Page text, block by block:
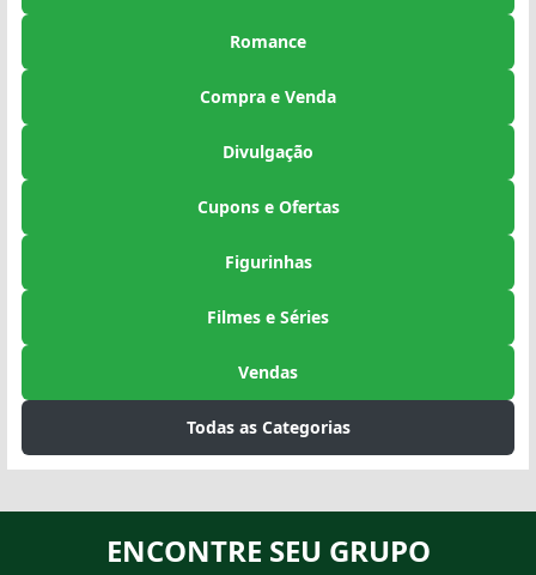
Romance
Compra e Venda
Divulgação
Cupons e Ofertas
Figurinhas
Filmes e Séries
Vendas
Todas as Categorias
ENCONTRE SEU GRUPO